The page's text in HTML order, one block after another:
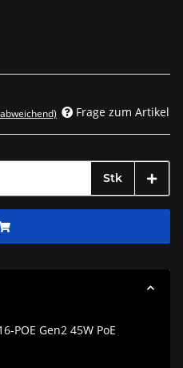
Frage zum Artikel
Stk
POE Gen2 45W PoE